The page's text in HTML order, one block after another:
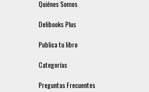
Quiénes Somos
Delibooks Plus
Publica tu libro
Categorías
Preguntas Frecuentes